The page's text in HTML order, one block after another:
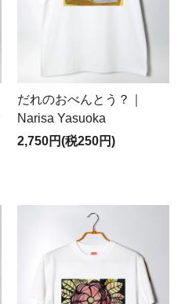
だれのおべんとう？｜
Narisa Yasuoka
2,750円(税250円)